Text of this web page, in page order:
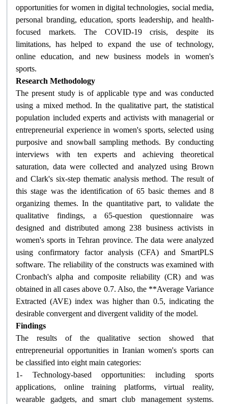
opportunities for women in digital technologies, social media,
personal branding, education, sports leadership, and health-
focused markets. The COVID-19 crisis, despite its
limitations, has helped to expand the use of technology,
online education, and new business models in women's
sports.
Research Methodology
The present study is of applicable type and was conducted
using a mixed method. In the qualitative part, the statistical
population included experts and activists with managerial or
entrepreneurial experience in women's sports, selected using
purposive and snowball sampling methods. By conducting
interviews with ten experts and achieving theoretical
saturation, data were collected and analyzed using Brown
and Clark's six-step thematic analysis method. The result of
this stage was the identification of 65 basic themes and 8
organizing themes. In the quantitative part, to validate the
qualitative findings, a 65-question questionnaire was
designed and distributed among 238 business activists in
women's sports in Tehran province. The data were analyzed
using confirmatory factor analysis (CFA) and SmartPLS
software. The reliability of the constructs was examined with
Cronbach's alpha and composite reliability (CR) and was
obtained in all cases above 0.7. Also, the **Average Variance
Extracted (AVE) index was higher than 0.5, indicating the
desirable convergent and divergent validity of the model.
Findings
The results of the qualitative section showed that
entrepreneurial opportunities in Iranian women's sports can
be classified into eight main categories:
1-
Technology-based opportunities: including sports
applications, online training platforms, virtual reality,
wearable gadgets, and smart club management systems.